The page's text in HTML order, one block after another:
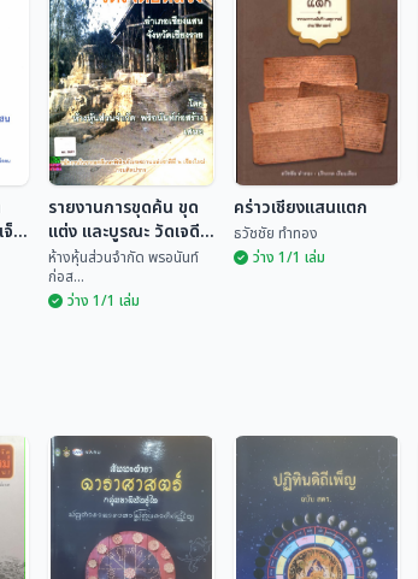
จ็ด
รายงานการขุดค้น ขุด
แต่ง และบูรณะ วัดเจดีย์
หลวง อำเภอเชียงแสน
จังหวัดเชียงราย
ห้างหุ้นส่วนจำกัด พรอนันท์
ก่อส...
ว่าง 1/1 เล่ม
คร่าวเชียงแสนแตก
ธวัชชัย ทำทอง
ว่าง 1/1 เล่ม